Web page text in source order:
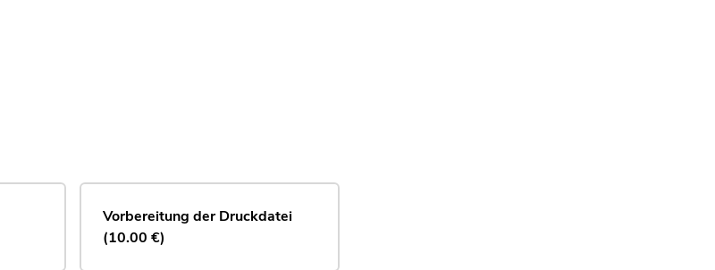
Vorbereitung der Druckdatei
(10.00 €)